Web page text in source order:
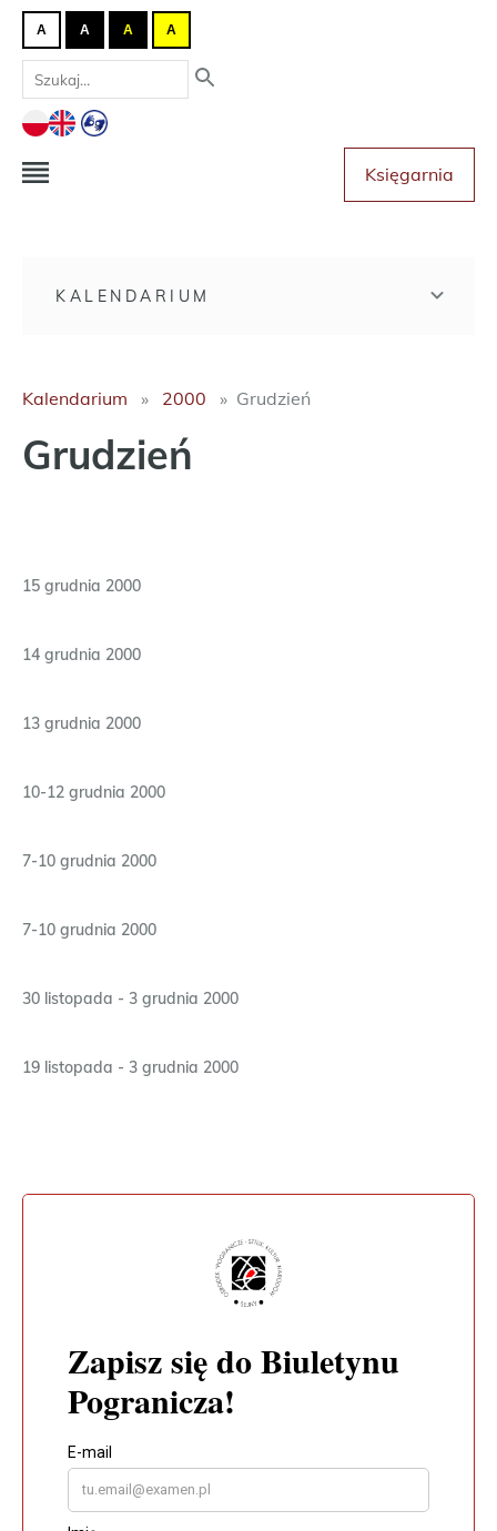
A A A A
Księgarnia
KALENDARIUM
Kalendarium 2000 Grudzień
Grudzień
15 grudnia 2000
14 grudnia 2000
13 grudnia 2000
10-12 grudnia 2000
7-10 grudnia 2000
7-10 grudnia 2000
30 listopada - 3 grudnia 2000
19 listopada - 3 grudnia 2000